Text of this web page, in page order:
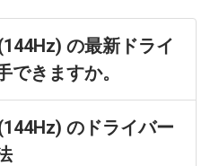
の最新ドライ
できますか。
のドライバー